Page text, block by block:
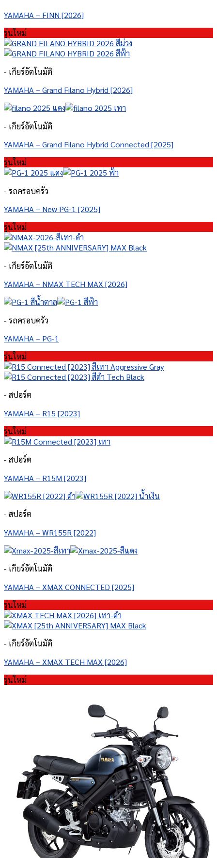
YAMAHA – FINN [2026]
รุ่นใหม่
- เกียร์อัตโนมัติ
YAMAHA – Grand Filano Hybrid [2026]
- เกียร์อัตโนมัติ
YAMAHA – Grand Filano Hybrid Connected [2025]
รุ่นใหม่
- รถครอบครัว
YAMAHA – New PG-1 [2025]
รุ่นใหม่
- เกียร์อัตโนมัติ
YAMAHA – NMAX TECH MAX [2026]
- รถครอบครัว
YAMAHA – PG-1
รุ่นใหม่
- สปอร์ต
YAMAHA – R15 [2023]
รุ่นใหม่
- สปอร์ต
YAMAHA – R15M [2023]
- สปอร์ต
YAMAHA – WR155R [2022]
- เกียร์อัตโนมัติ
YAMAHA – XMAX CONNECTED [2025]
รุ่นใหม่
- เกียร์อัตโนมัติ
YAMAHA – XMAX TECH MAX [2026]
รุ่นใหม่